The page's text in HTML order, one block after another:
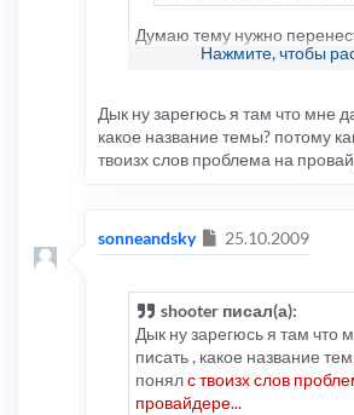
Думаю тему нужно
http://www.hub.ru/forum/
Т.к это не связанно с этим
Там и продолжим
Нажмите, чтобы
Дык ну зарегюсь я там что мне
какое название темы? потому
твоизх слов проблема на
sonneandsky Сообщение
25.10.2009
shooter писал(а):
Дык ну зарегюсь я там что
писать , какое название
понялс твоизх слов
провайдере...